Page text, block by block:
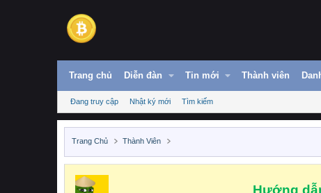
Trang chủ Diễn đàn Tin mới Thành viên
Đang truy cập Nhật ký mới Tìm kiếm
Trang Chủ Thành Viên
Hướng